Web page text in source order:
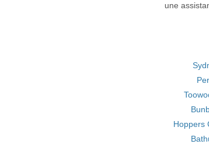
une
Hoppers